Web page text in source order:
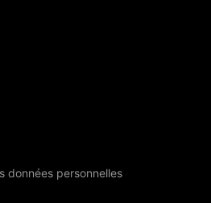
données personnelles